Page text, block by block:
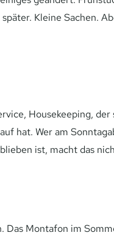
Kleine Sachen.
Housekeeping,
hat. Wer am
ist, macht das
Das Montafon im